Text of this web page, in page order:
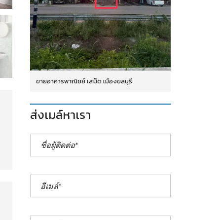
ขายอาคารพาณิชย์ เสม็ด เมืองขลบุรี
ส่งเมล์หาเรา